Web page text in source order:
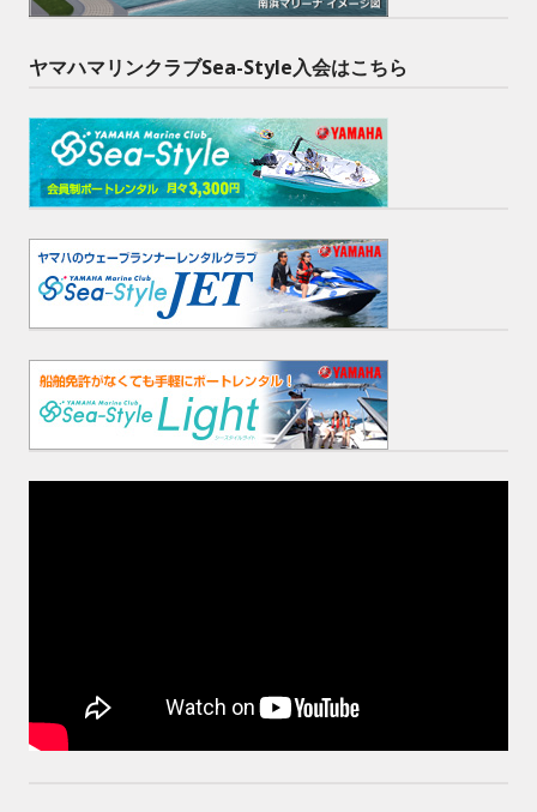
ヤマハマリンクラブSea-Style入会はこちら